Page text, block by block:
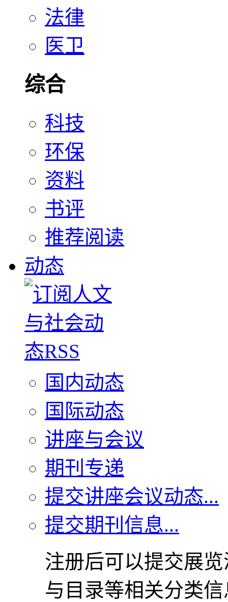
法律
医卫
综合
科技
环保
资料
书评
推荐阅读
动态
国内动态
国际动态
讲座与会议
期刊专递
提交讲座会议动态...
提交期刊信息...
注册后可以提交展
与目录等相关分类